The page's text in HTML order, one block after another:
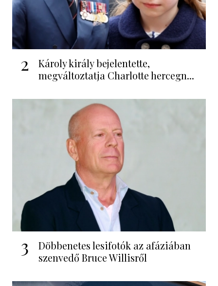
2
Károly király bejelentette,
megváltoztatja Charlotte hercegn...
3
Döbbenetes lesifotók az afáziában
szenvedő Bruce Willisről